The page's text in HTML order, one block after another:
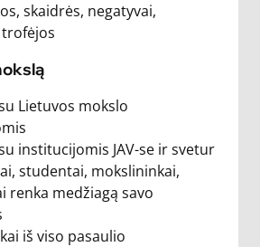
skaidrės, negatyvai,
Lietuvos mokslo
institucijomis JAV-se ir svetur
studentai, mokslininkai,
renka medžiagą savo
iš viso pasaulio